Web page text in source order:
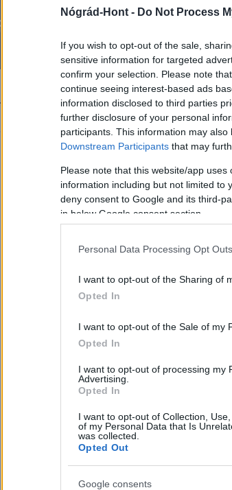
Nógrád-Hont - Do Not Process
If you wish to opt-out of the sale,
sensitive information for targeted
confirm your selection. Please note
continue seeing interest-based ads
information disclosed to third parties
further disclosure of your personal
participants. This information may
Downstream Participants that may
Please note that this website/app
information including but not limited to
deny consent to Google and its third-
in below Google consent section.
Personal Data Processing Opt Outs
I want to opt-out of the Sharing of
Opted In
I want to opt-out of the Sale of my
Opted In
I want to opt-out of processing my
Advertising.
Opted In
I want to opt-out of Collection,
of my Personal Data that Is
was collected.
Opted Out
Google consents
tabletta segíthet a gyomordaganatok